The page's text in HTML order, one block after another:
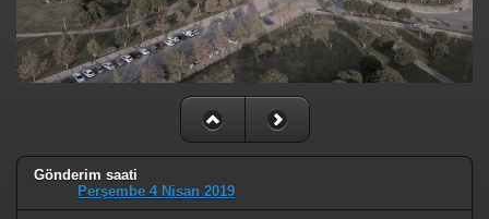
Gönderim saati
Perşembe 4 Nisan 2019